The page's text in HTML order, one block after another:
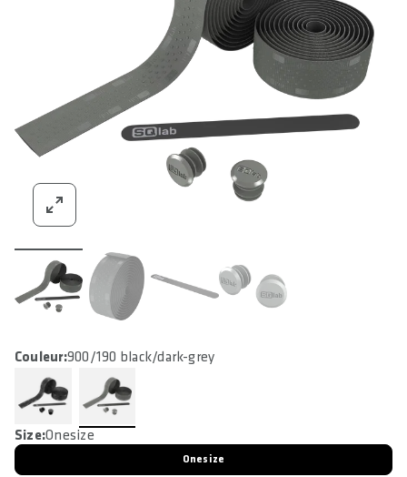
Couleur:900/190 black/dark-grey
Size:Onesize
Onesize